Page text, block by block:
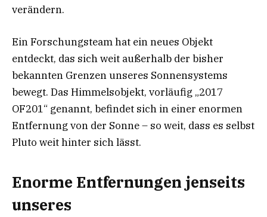
verändern.
Ein Forschungsteam hat ein neues Objekt
entdeckt, das sich weit außerhalb der bisher
bekannten Grenzen unseres Sonnensystems
bewegt. Das Himmelsobjekt, vorläufig „2017
OF201“ genannt, befindet sich in einer enormen
Entfernung von der Sonne – so weit, dass es selbst
Pluto weit hinter sich lässt.
Enorme Entfernungen jenseits
unseres